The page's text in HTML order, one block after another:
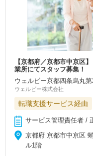
【京都府／京都市中京区
業所にてスタッフ募集！
ウェルビー京都四条烏丸
ウェルビー株式会社
転職支援サービス経由
サービス管理責任者 /
京都府 京都市中京区
ル1階